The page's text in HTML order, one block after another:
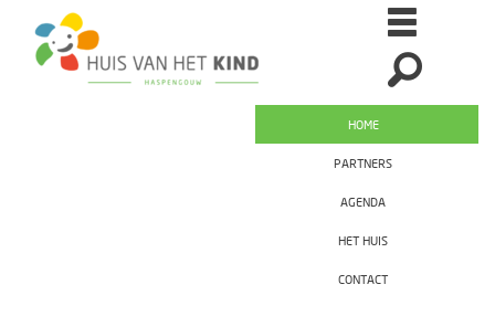
HOME
PARTNERS
AGENDA
HET HUIS
CONTACT